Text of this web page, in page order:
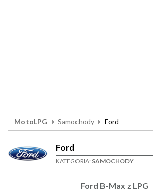
MotoLPG Samochody Ford
Ford
KATEGORIA: SAMOCHODY
Ford B-Max z LPG